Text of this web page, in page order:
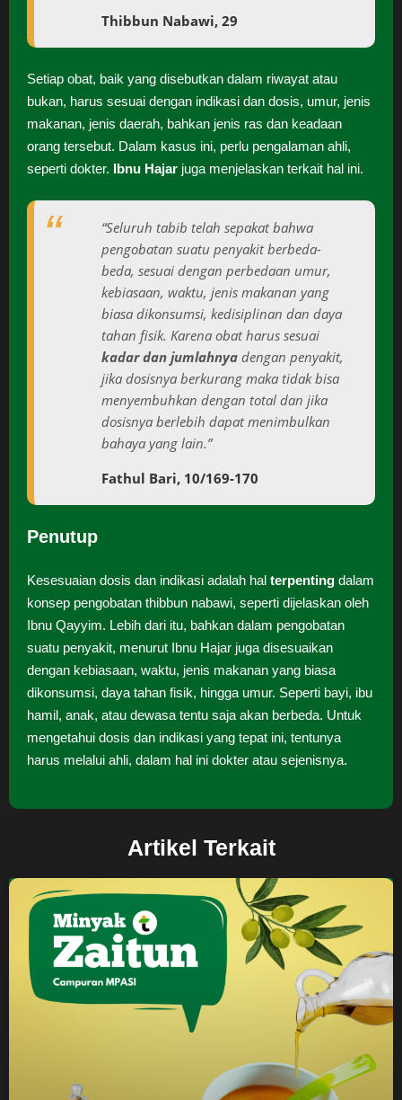
Thibbun Nabawi, 29
Setiap obat, baik yang disebutkan dalam riwayat atau
bukan, harus sesuai dengan indikasi dan dosis, umur, jenis
makanan, jenis daerah, bahkan jenis ras dan keadaan
orang tersebut. Dalam kasus ini, perlu pengalaman ahli,
seperti dokter. Ibnu Hajar juga menjelaskan terkait hal ini.
“Seluruh tabib telah sepakat bahwa
pengobatan suatu penyakit berbeda-
beda, sesuai dengan perbedaan umur,
kebiasaan, waktu, jenis makanan yang
biasa dikonsumsi, kedisiplinan dan daya
tahan fisik. Karena obat harus sesuai
kadar dan jumlahnya dengan penyakit,
jika dosisnya berkurang maka tidak bisa
menyembuhkan dengan total dan jika
dosisnya berlebih dapat menimbulkan
bahaya yang lain.”
Fathul Bari, 10/169-170
Penutup
Kesesuaian dosis dan indikasi adalah hal terpenting dalam
konsep pengobatan thibbun nabawi, seperti dijelaskan oleh
Ibnu Qayyim. Lebih dari itu, bahkan dalam pengobatan
suatu penyakit, menurut Ibnu Hajar juga disesuaikan
dengan kebiasaan, waktu, jenis makanan yang biasa
dikonsumsi, daya tahan fisik, hingga umur. Seperti bayi, ibu
hamil, anak, atau dewasa tentu saja akan berbeda. Untuk
mengetahui dosis dan indikasi yang tepat ini, tentunya
harus melalui ahli, dalam hal ini dokter atau sejenisnya.
Artikel Terkait